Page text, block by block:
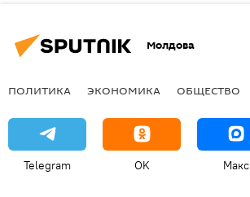
Молдова
ПОЛИТИКА ЭКОНОМИКА ОБЩЕСТВО
Telegram OK Макс